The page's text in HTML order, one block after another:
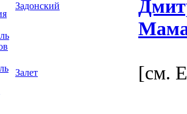
Задонский
Залет [см.